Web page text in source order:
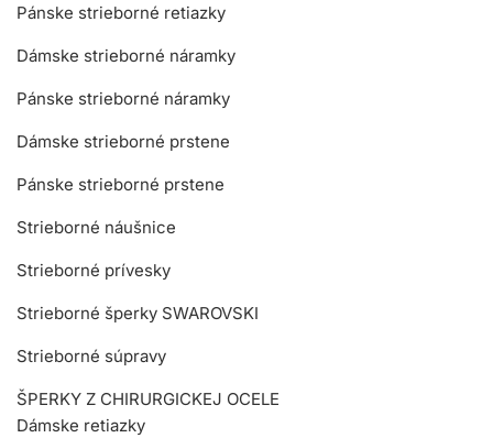
Pánske strieborné retiazky
Dámske strieborné náramky
Pánske strieborné náramky
Dámske strieborné prstene
Pánske strieborné prstene
Strieborné náušnice
Strieborné prívesky
Strieborné šperky SWAROVSKI
Strieborné súpravy
ŠPERKY Z CHIRURGICKEJ OCELE
Dámske retiazky